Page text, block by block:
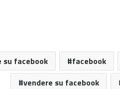
su facebook facebook
vendere su facebook